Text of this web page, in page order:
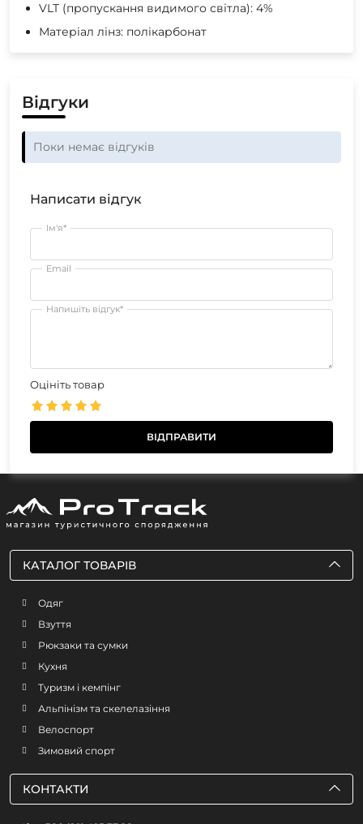
VLT (пропускання видимого світла): 4%
Матеріал лінз: полікарбонат
Відгуки
Поки немає відгуків
Написати відгук
Ім'я*
Email
Напишіть відгук*
Оцініть товар
КАТАЛОГ ТОВАРІВ
Одяг
Взуття
Рюкзаки та сумки
Кухня
Туризм і кемпінг
Альпінізм та скелелазіння
Велоспорт
Зимовий спорт
КОНТАКТИ